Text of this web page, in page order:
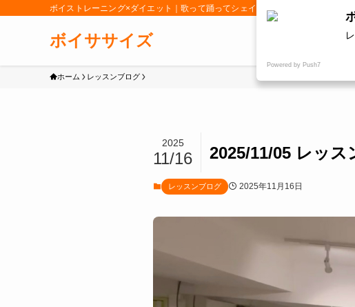
ボイストレーニング×ダイエット｜歌って踊ってシェイプアップ「女性限定」
ボイササイズ
ホーム レッスンブログ
2025/11/05 レッ
2025
11/16
レッスンブログ 2025年11月16日
Powered by Push7